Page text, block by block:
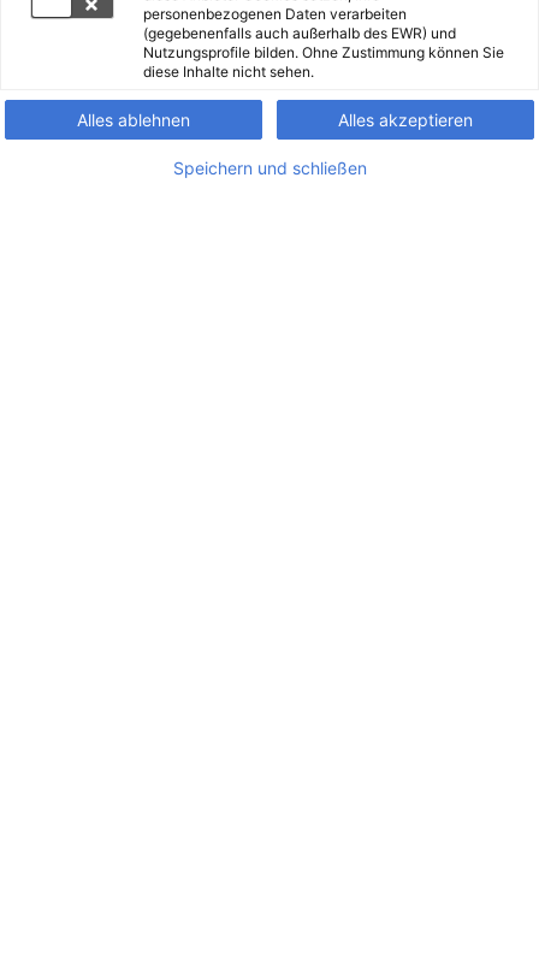
personenbezogenen Daten verarbeiten
(gegebenenfalls auch außerhalb des EWR) und
Nutzungsprofile bilden. Ohne Zustimmung können Sie
diese Inhalte nicht sehen.
Alles ablehnen Alles akzeptieren
Speichern und schließen